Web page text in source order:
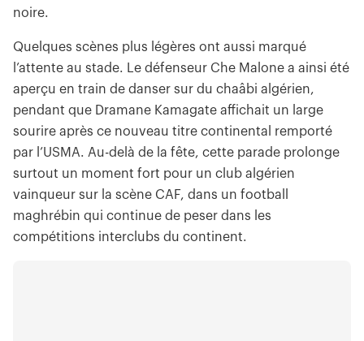
noire.
Quelques scènes plus légères ont aussi marqué
l’attente au stade. Le défenseur Che Malone a ainsi été
aperçu en train de danser sur du chaâbi algérien,
pendant que Dramane Kamagate affichait un large
sourire après ce nouveau titre continental remporté
par l’USMA. Au-delà de la fête, cette parade prolonge
surtout un moment fort pour un club algérien
vainqueur sur la scène CAF, dans un football
maghrébin qui continue de peser dans les
compétitions interclubs du continent.